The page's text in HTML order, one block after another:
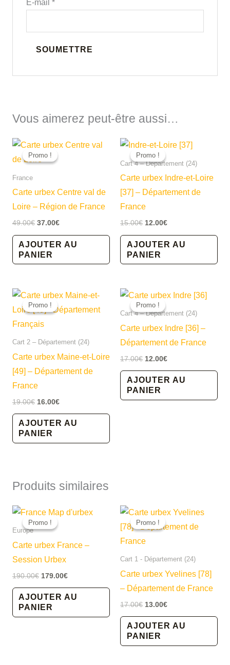
E-mail *
Vous aimerez peut-être aussi…
Promo !
Promo !
France
Carte urbex Centre val de
Loire – Région de France
49.00€ Le
initial
était :
49.00€.
37.00€Le
actuel
est :
AJOUTER AU
PANIER
Promo !
Promo !
Cart 4 – Département (24)
Carte urbex Indre-et-Loire
[37] – Département de
France
15.00€ Le
initial
était :
15.00€.
12.00€Le
actuel
est :
AJOUTER AU
PANIER
Promo !
Promo !
Cart 2 – Département (24)
Carte urbex Maine-et-Loire
[49] – Département de
France
19.00€ Le
initial
était :
19.00€.
16.00€Le
actuel
est :
AJOUTER AU
PANIER
Promo !
Promo !
Cart 4 – Département (24)
Carte urbex Indre [36] –
Département de France
17.00€ Le
initial
était :
17.00€.
12.00€Le
actuel
est :
AJOUTER AU
PANIER
Produits similaires
Promo !
Promo !
Europe
Carte urbex France –
Session Urbex
190.00€ Le
initial
était :
190.00€.
179.00€Le
actuel
AJOUTER AU
PANIER
Promo !
Promo !
Cart 1 - Département (24)
Carte urbex Yvelines [78]
– Département de France
17.00€ Le
initial
était :
17.00€.
13.00€Le
actuel
AJOUTER AU
PANIER